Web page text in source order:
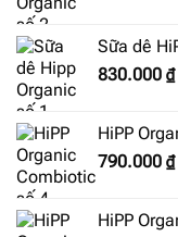
Sữa dê
830.000 ₫
HiPP
790.000 ₫
HiPP